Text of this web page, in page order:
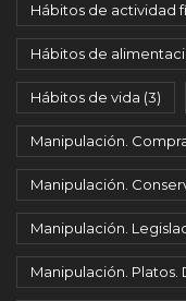
Hábitos de actividad
Hábitos de
Hábitos de vida (3)
Manipulación.
Manipulación.
Manipulación.
Manipulación. Platos.